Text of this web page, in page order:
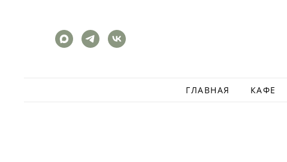
ГЛАВНАЯ КАФЕ